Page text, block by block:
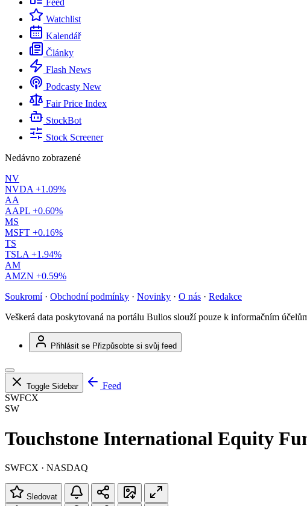
Feed
Watchlist
Kalendář
Články
Flash News
Podcasty New
Fair Price Index
StockBot
Stock Screener
Nedávno zobrazené
NV
NVDA +1.09%
AA
AAPL +0.60%
MS
MSFT +0.16%
TS
TSLA +1.94%
AM
AMZN +0.59%
Soukromí · Obchodní podmínky · Novinky · O nás · Redakce
Veškerá data poskytovaná na portálu Bulios slouží pouze k informačním
Přihlásit se Přizpůsobte si svůj feed
Toggle Sidebar
Feed
SWFCX
SW
Touchstone International Equity
SWFCX · NASDAQ
Sledovat